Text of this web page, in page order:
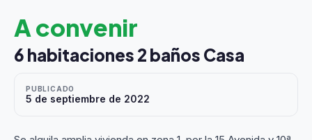
A convenir
6 habitaciones 2 baños Casa
PUBLICADO
5 de septiembre de 2022